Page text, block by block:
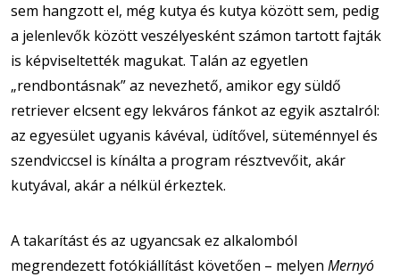
sem hangzott el, még kutya és kutya között sem, pedig
a jelenlevők között veszélyesként számon tartott fajták
is képviseltették magukat. Talán az egyetlen
„rendbontásnak” az nevezhető, amikor egy süldő
retriever elcsent egy lekváros fánkot az egyik asztalról:
az egyesület ugyanis kávéval, üdítővel, süteménnyel és
szendviccsel is kínálta a program résztvevőit, akár
kutyával, akár a nélkül érkeztek.
A takarítást és az ugyancsak ez alkalomból
megrendezett fotókiállítást követően – melyenMernyó